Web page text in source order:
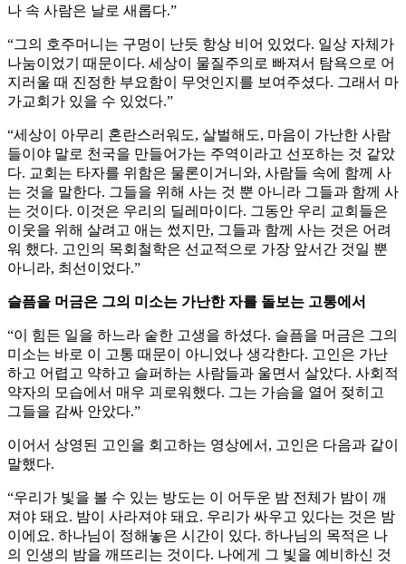
나 속 사람은 날로 새롭다.”
“그의 호주머니는 구멍이 난듯 항상 비어 있었다. 일상 자체가
나눔이었기 때문이다. 세상이 물질주의로 빠져서 탐욕으로 어
지러울 때 진정한 부요함이 무엇인지를 보여주셨다. 그래서 마
가교회가 있을 수 있었다.”
“세상이 아무리 혼란스러워도, 살벌해도, 마음이 가난한 사람
들이야 말로 천국을 만들어가는 주역이라고 선포하는 것 같았
다. 교회는 타자를 위함은 물론이거니와, 사람들 속에 함께 사
는 것을 말한다. 그들을 위해 사는 것 뿐 아니라 그들과 함께 사
는 것이다. 이것은 우리의 딜레마이다. 그동안 우리 교회들은
이웃을 위해 살려고 애는 썼지만, 그들과 함께 사는 것은 어려
워 했다. 고인의 목회철학은 선교적으로 가장 앞서간 것일 뿐
아니라, 최선이었다.”
슬픔을 머금은 그의 미소는 가난한 자를 돌보는 고통에서
“이 힘든 일을 하느라 숱한 고생을 하셨다. 슬픔을 머금은 그의
미소는 바로 이 고통 때문이 아니었나 생각한다. 고인은 가난
하고 어렵고 약하고 슬퍼하는 사람들과 울면서 살았다. 사회적
약자의 모습에서 매우 괴로워했다. 그는 가슴을 열어 젖히고
그들을 감싸 안았다.”
이어서 상영된 고인을 회고하는 영상에서, 고인은 다음과 같이
말했다.
“우리가 빛을 볼 수 있는 방도는 이 어두운 밤 전체가 밤이 깨
져야 돼요. 밤이 사라져야 돼요. 우리가 싸우고 있다는 것은 밤
이에요. 하나님이 정해놓은 시간이 있다. 하나님의 목적은 나
의 인생의 밤을 깨뜨리는 것이다. 나에게 그 빛을 예비하신 것